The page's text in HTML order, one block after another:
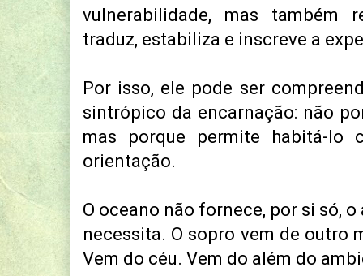
vulnerabilidade, mas também
traduz, estabiliza e inscreve a
Por isso, ele pode ser
sintrópico da encarnação: não
mas porque permite habitá-lo
orientação.
O oceano não fornece, por si só,
necessita. O sopro vem de outro
Vem do céu. Vem do além do